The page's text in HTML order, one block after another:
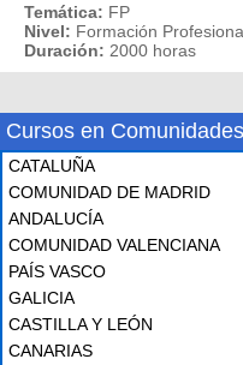
Temática: FP
Nivel: Formación
Duración: 2000 horas
Cursos en Comunidades
CATALUÑA
COMUNIDAD DE MADRID
ANDALUCÍA
COMUNIDAD VALENCIANA
PAÍS VASCO
GALICIA
CASTILLA Y LEÓN
CANARIAS